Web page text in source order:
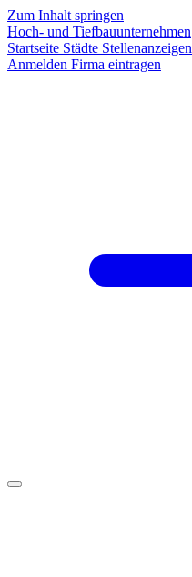
Zum Inhalt springen
Hoch- und Tiefbauunternehmen
Startseite Städte Stellenanzeigen
Anmelden Firma eintragen